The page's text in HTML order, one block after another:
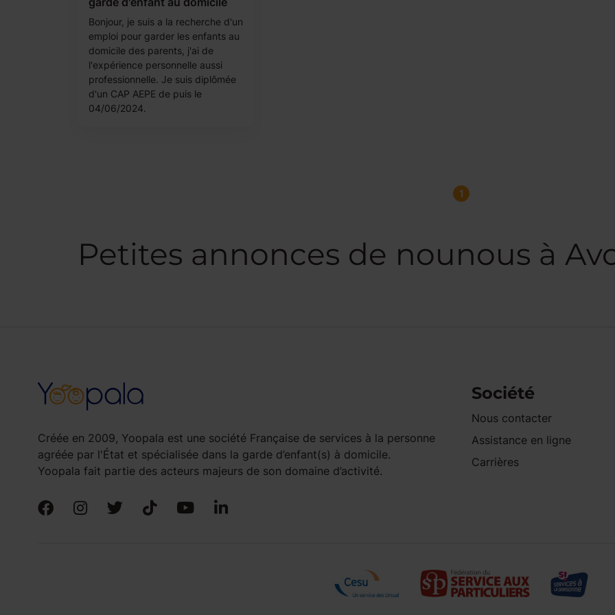
Bonjour, je suis a la recherche d'un
emploi pour garder les enfants au
domicile des parents, j'ai de
l'expérience personnelle aussi
professionnelle. Je suis diplômée
d'un CAP AEPE de puis le
04/06/2024.
1
Petites annonces de nounous à
Créée en 2009, Yoopala est une société Française de services à la personne
agréée par l'État et spécialisée dans la garde d’enfant(s) à domicile.
Yoopala fait partie des acteurs majeurs de son domaine d’activité.
Société
Nous contacter
Assistance en ligne
Carrières